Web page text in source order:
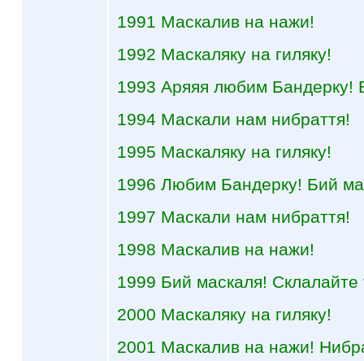
1991 Маскалив на нажи!
1992 Маскаляку на гиляку!
1993 Аряяя любим Бандерку!
1994 Маскали нам нибраття!
1995 Маскаляку на гиляку!
1996 Любим Бандерку! Бий
1997 Маскали нам нибраття!
1998 Маскалив на нажи!
1999 Бий маскаля! Склалайте
2000 Маскаляку на гиляку!
2001 Маскалив на нажи!